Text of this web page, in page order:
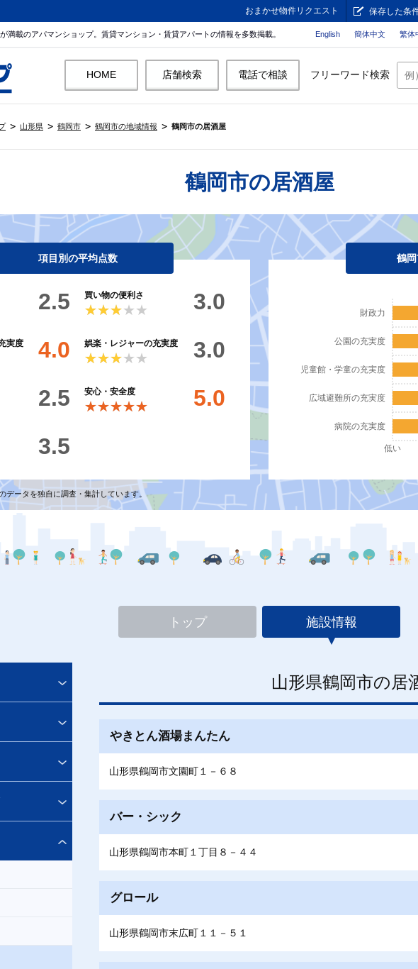
おまかせ物件リクエスト 保存した条
満載のアパマンショップ。賃貸マンション・賃貸アパートの情報を多数掲載。 English 簡体中文 繁体
HOME 店舗検索 電話で相談 フリーワード検索
山形県 鶴岡市 鶴岡市の地域情報 鶴岡市の居酒屋
鶴岡市の居酒屋
項目別の平均点数
2.5 買い物の便利さ
★★★★★
★★★★★ 3.0
実度 4.0 娯楽・レジャーの充実度
★★★★★
★★★★★ 3.0
2.5 安心・安全度
★★★★★
★★★★★ 5.0
3.5
鶴
病院の充実度
広域避難所の充実度
児童館・学童の充実度
公園の充実度
財政力
低い
データを独自に調査・集計しています。
トップ 施設情報
山形県鶴岡市の居
やきとん酒場まんたん
山形県鶴岡市文園町１－６８
バー・シック
山形県鶴岡市本町１丁目８－４４
グロール
山形県鶴岡市末広町１１－５１